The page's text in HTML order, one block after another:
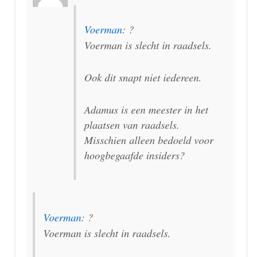
Voerman: ?
Voerman is slecht in raadsels.
Ook dit snapt niet iedereen.
Adamus is een meester in het
plaatsen van raadsels.
Misschien alleen bedoeld voor
hoogbegaafde insiders?
Voerman: ?
Voerman is slecht in raadsels.